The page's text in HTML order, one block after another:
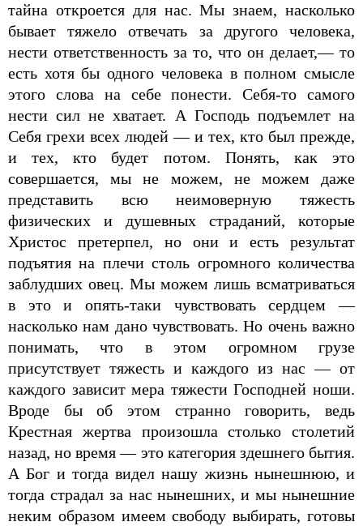
тайна откроется для нас. Мы знаем, насколько
бывает тяжело отвечать за другого человека,
нести ответственность за то, что он делает,— то
есть хотя бы одного человека в полном смысле
этого слова на себе понести. Себя-то самого
нести сил не хватает. А Господь подъемлет на
Себя грехи всех людей — и тех, кто был прежде,
и тех, кто будет потом. Понять, как это
совершается, мы не можем, не можем даже
представить всю неимоверную тяжесть
физических и душевных страданий, которые
Христос претерпел, но они и есть результат
подъятия на плечи столь огромного количества
заблудших овец. Мы можем лишь всматриваться
в это и опять-таки чувствовать сердцем —
насколько нам дано чувствовать. Но очень важно
понимать, что в этом огромном грузе
присутствует тяжесть и каждого из нас — от
каждого зависит мера тяжести Господней ноши.
Вроде бы об этом странно говорить, ведь
Крестная жертва произошла столько столетий
назад, но время — это категория здешнего бытия.
А Бог и тогда видел нашу жизнь нынешнюю, и
тогда страдал за нас нынешних, и мы нынешние
неким образом имеем свободу выбирать, готовы